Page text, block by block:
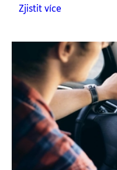
Zjistit více